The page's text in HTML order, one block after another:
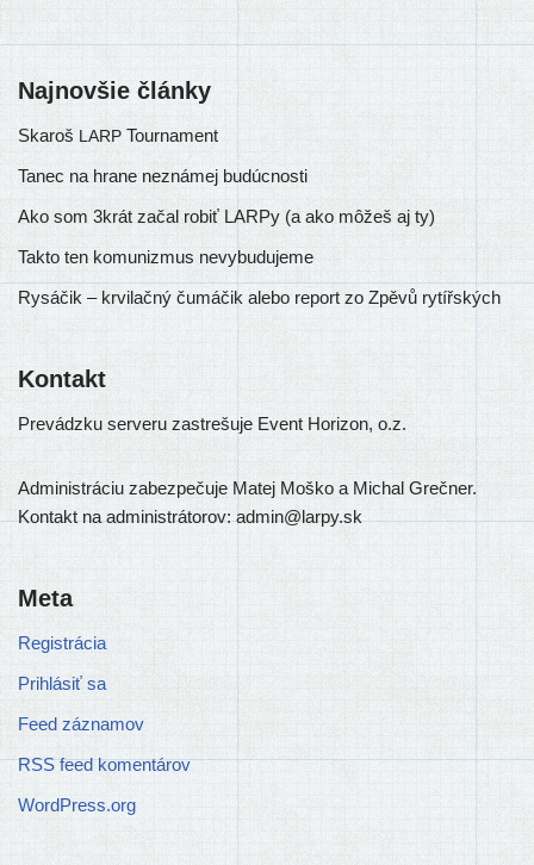
Najnovšie články
Skaroš LARP Tournament
Tanec na hrane neznámej budúcnosti
Ako som 3krát začal robiť LARPy (a ako môžeš aj ty)
Takto ten komunizmus nevybudujeme
Rysáčik – krvilačný čumáčik alebo report zo Zpěvů rytířských
Kontakt
Prevádzku ser­ve­ru zastre­šu­je Event Horizon, o.z.
Administráciu zabez­pe­ču­je Matej Moško a Michal Grečner.
Kontakt na admi­nis­trá­to­rov: admin@larpy.sk
Meta
Registrácia
Prihlásiť sa
Feed záznamov
RSS feed komentárov
WordPress.org